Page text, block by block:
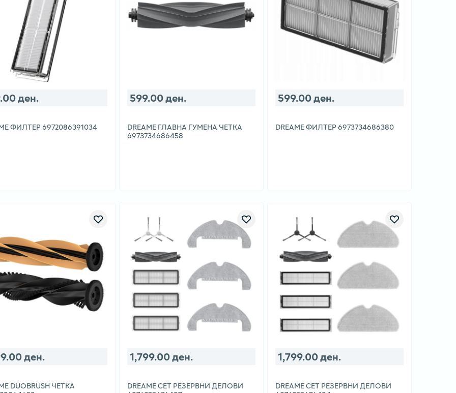
ден.
ФИЛТЕР 6972086391034
599.00 ден.
DREAME ГЛАВНА ГУМЕНА ЧЕТКА
6973734686458
599.00 ден.
DREAME ФИЛТЕР 6973734686380
ден.
DUOBRUSH ЧЕТКА
1,799.00 ден.
DREAME СЕТ РЕЗЕРВНИ ДЕЛОВИ
1,799.00 ден.
DREAME СЕТ РЕЗЕРВНИ ДЕЛОВИ